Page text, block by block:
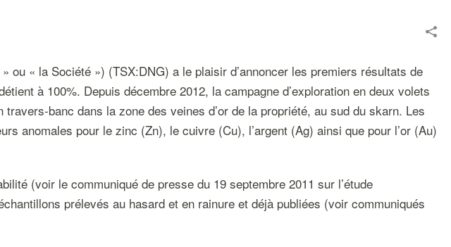
ou « la Société ») (TSX:DNG) a le plaisir d’annoncer les premiers résultats de
à 100%. Depuis décembre 2012, la campagne d’exploration en deux volets
banc dans la zone des veines d’or de la propriété, au sud du skarn. Les
anomales pour le zinc (Zn), le cuivre (Cu), l’argent (Ag) ainsi que pour l’or (Au)
(voir le communiqué de presse du 19 septembre 2011 sur l’étude
prélevés au hasard et en rainure et déjà publiées (voir communiqués